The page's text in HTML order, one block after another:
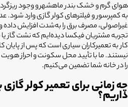
هوای گرم و خشک بندر ماهشهر و وجود
به کمپرسور و فیلترهای کولر گازی وارد
غیراصولی، مصرف برق را به‌شدت افزایش داده
تجربه مشتریان فیکسا دیده‌ایم که نشت گاز
کار به تعمیرکاران سیاری است که پس از
نیستند. ما با تأیید محل سکونت و احراز
را در خانه شما تضمین می‌کنیم.
چه زمانی برای تعمیر کولر
داریم؟